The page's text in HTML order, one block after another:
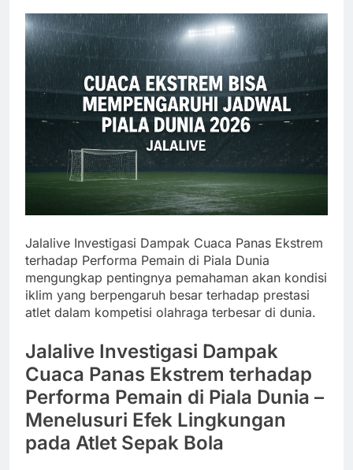
Jalalive Investigasi Dampak Cuaca Panas Ekstrem
terhadap Performa Pemain di Piala Dunia
mengungkap pentingnya pemahaman akan kondisi
iklim yang berpengaruh besar terhadap prestasi
atlet dalam kompetisi olahraga terbesar di dunia.
Jalalive Investigasi Dampak
Cuaca Panas Ekstrem terhadap
Performa Pemain di Piala Dunia –
Menelusuri Efek Lingkungan
pada Atlet Sepak Bola